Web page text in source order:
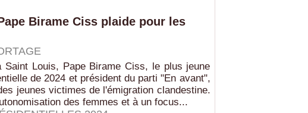
Birame Ciss plaide pour les
Louis, Pape Birame Ciss, le plus jeune
de 2024 et président du parti "En avant",
jeunes victimes de l'émigration clandestine.
des femmes et à un focus...